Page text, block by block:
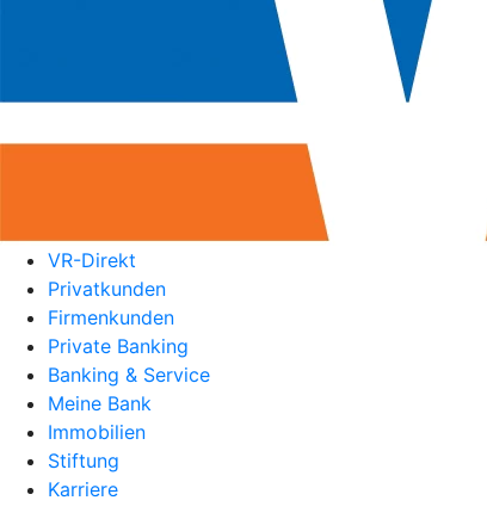
VR-Direkt
Privatkunden
Firmenkunden
Private Banking
Banking & Service
Meine Bank
Immobilien
Stiftung
Karriere